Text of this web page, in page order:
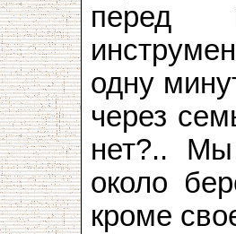
перед
одну
через
нет?..
около
кроме